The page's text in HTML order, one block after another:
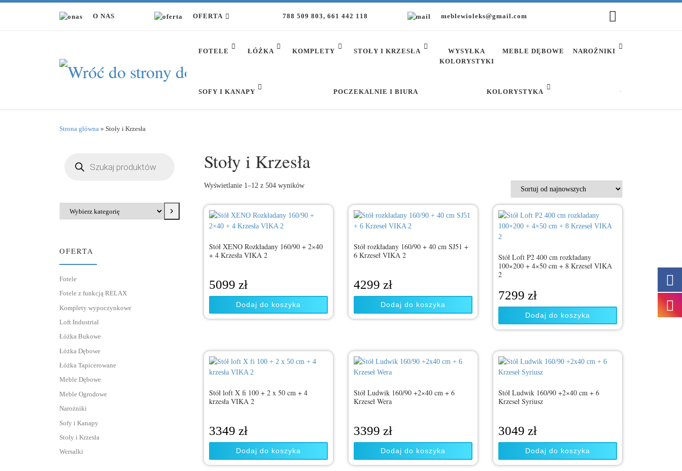
Przejdź do treści O NAS OFERTA 788 509 803, 661 442 118 meblewioleks@gmail.com
FOTELE ŁÓŻKA KOMPLETY STOŁY I KRZESŁA
WYSYŁKA
KOLORYSTYKI
MEBLE DĘBOWE NAROŻNIKI
SOFY I KANAPY POCZEKALNIE I BIURA KOLORYSTYKA
Strona główna » Stoły i Krzesła
Stoły i Krzesła
Wyświetlanie 1–12 z 504 wynikówPosortowane według najnowszych
Stół XENO Rozkładany 160/90 + 2×40
+ 4 Krzesła VIKA 2
5099 zł
Dodaj do koszyka
Stół rozkładany 160/90 + 40 cm SJ51 +
6 Krzeseł VIKA 2
4299 zł
Dodaj do koszyka
Stół Loft P2 400 cm rozkładany
100×200 + 4×50 cm + 8 Krzeseł VIKA
2
7299 zł
Dodaj do koszyka
Stół loft X fi 100 + 2 x 50 cm + 4
krzesła VIKA 2
3349 zł
Dodaj do koszyka
Stół Ludwik 160/90 +2×40 cm + 6
Krzeseł Wera
3399 zł
Dodaj do koszyka
Stół Ludwik 160/90 +2×40 cm + 6
Krzeseł Syriusz
3049 zł
Dodaj do koszyka
OFERTA
Fotele
Fotele z funkcją RELAX
Komplety wypoczynkowe
Loft Industrial
Łóżka Bukowe
Łóżka Dębowe
Łóżka Tapicerowane
Meble Dębowe
Meble Ogrodowe
Narożniki
Sofy i Kanapy
Stoły i Krzesła
Wersalki